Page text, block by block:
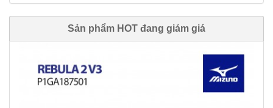
Sản phẩm HOT đang giảm giá